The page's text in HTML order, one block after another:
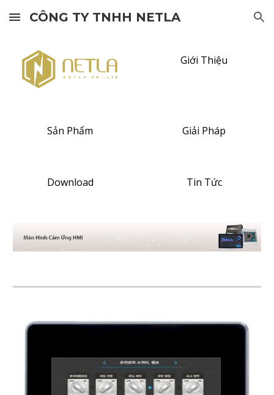
Skip to main content Skip to navigation
CÔNG TY TNHH NETLA
Giới Thiệu
Sản Phẩm Giải Pháp
Download Tin Tức